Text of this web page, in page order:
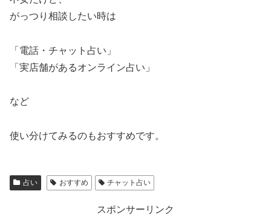
がっつり相談したい時は
「電話・チャット占い」
「実店舗があるオンライン占い」
など
使い分けてみるのもおすすめです。
占い おすすめ チャット占い
スポンサーリンク